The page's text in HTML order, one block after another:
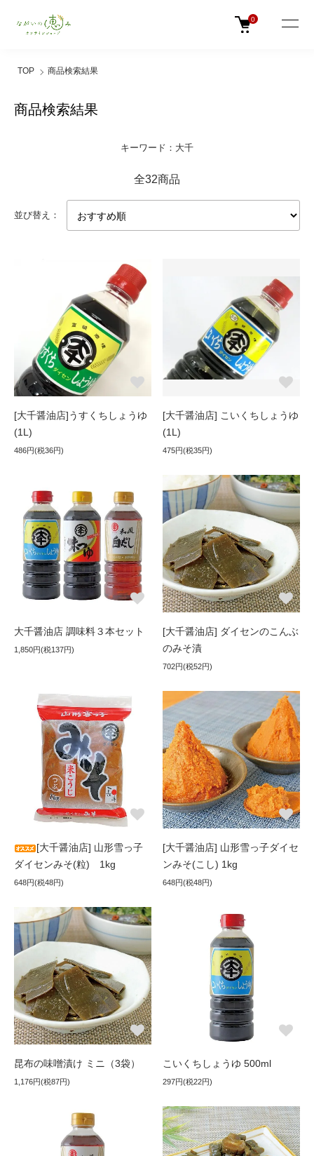
0
TOP 商品検索結果
商品検索結果
キーワード：大千
全32商品
並び替え：
[大千醤油店]うすくちしょうゆ
(1L)
486円(税36円)
[大千醤油店] こいくちしょうゆ
(1L)
475円(税35円)
大千醤油店 調味料３本セット
1,850円(税137円)
[大千醤油店] ダイセンのこんぶ
のみそ漬
702円(税52円)
[大千醤油店] 山形雪っ子
ダイセンみそ(粒) 1kg
648円(税48円)
[大千醤油店] 山形雪っ子ダイセ
ンみそ(こし) 1kg
648円(税48円)
昆布の味噌漬け ミニ（3袋）
1,176円(税87円)
こいくちしょうゆ 500ml
297円(税22円)